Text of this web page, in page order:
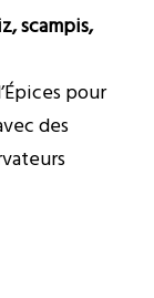
scampis,
pour
des